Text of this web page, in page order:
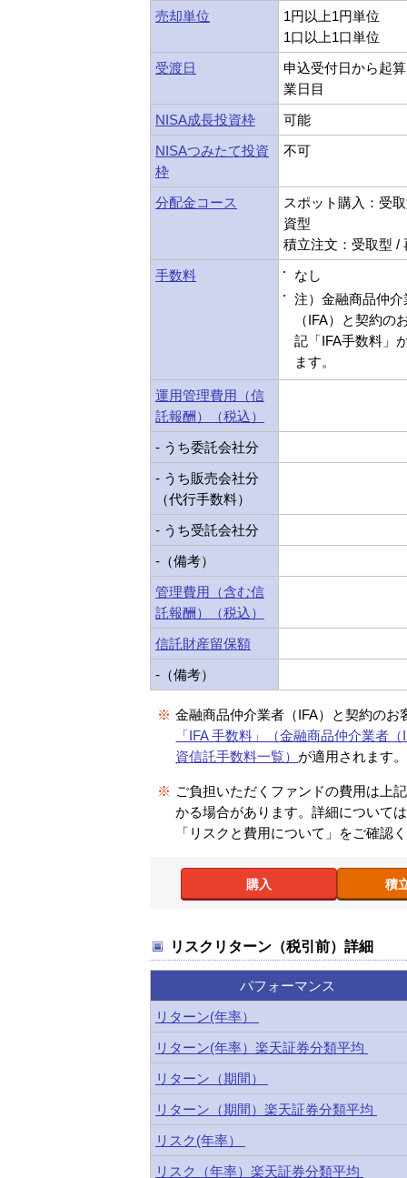
売却単位
1円以上1円単位
1口以上1口単位
受渡日
申込受付日から起
業日目
NISA成長投資枠
可能
NISAつみたて投資
枠
不可
分配金コース
スポット購入：受
資型
積立注文：受取型 /
手数料
なし
注）金融商品仲介
（IFA）と契約の
記「IFA手数料」
ます。
運用管理費用（信
託報酬）（税込）
- うち委託会社分
- うち販売会社分
（代行手数料）
- うち受託会社分
-（備考）
管理費用（含む信
託報酬）（税込）
信託財産留保額
-（備考）
※ 金融商品仲介業者（IFA）と契約のお
「IFA 手数料」（金融商品仲介業者
資信託手数料一覧） が適用されます。
※ ご負担いただくファンドの費用は上
かる場合があります。詳細について
「リスクと費用について」をご確認
購入 積
リスクリターン（税引前）詳細
パフォーマンス
リターン(年率）
リターン(年率）楽天証券分類平均
リターン（期間）
リターン（期間）楽天証券分類平均
リスク(年率）
リスク（年率）楽天証券分類平均